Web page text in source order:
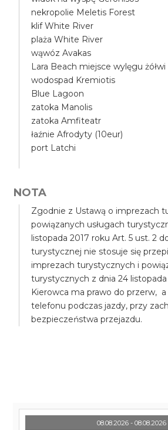
nekropolie Meletis Forest
klif White River
plaża White River
wąwóz Avakas
Lara Beach miejsce wylęgu żółwi
wodospad Kremiotis
Blue Lagoon
zatoka Manolis
zatoka Amfiteatr
łaźnie Afrodyty (10eur)
port Latchi
NOTA
Zgodnie z Ustawą o imprezach
powiązanych usługach
listopada 2017 roku Art. 5 ust. 2
turystycznej nie stosuje się
imprezach turystycznych i
turystycznych z dnia 24 listopada
Kierowca ma prawo do przerw,
telefonu podczas jazdy, przy
bezpieczeństwa przejazdu.
08.08.2026 - 08.08.2026